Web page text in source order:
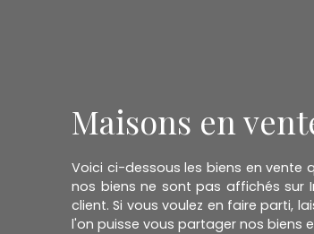
Maisons en
Voici ci-dessous les biens en vente
nos biens ne sont pas affichés sur
client. Si vous voulez en faire parti,
l'on puisse vous partager nos biens